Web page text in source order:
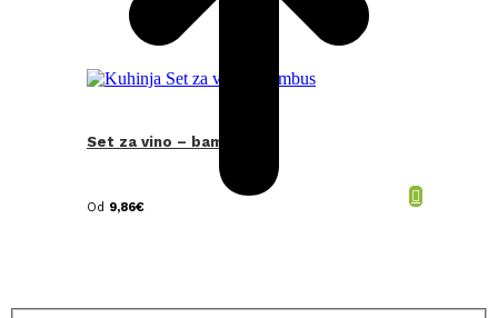
Set za vino – bambus
Od 9,86€